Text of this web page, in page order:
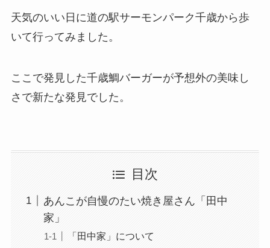
天気のいい日に道の駅サーモンパーク千歳から歩
いて行ってみました。
ここで発見した千歳鯛バーガーが予想外の美味し
さで新たな発見でした。
目次
あんこが自慢のたい焼き屋さん「田中
家」
「田中家」について